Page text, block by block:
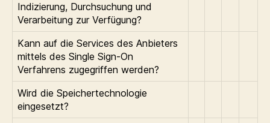
Indizierung, Durchsuchung und
Verarbeitung zur Verfügung?
Kann auf die Services des Anbieters
mittels des Single Sign-On
Verfahrens zugegriffen werden?
Wird die Speichertechnologie
eingesetzt?